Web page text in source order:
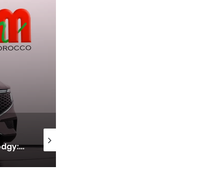
Renault Lodgy: the practical family car made in Morocco